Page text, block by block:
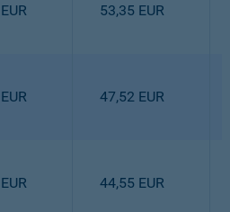
53,35 EUR
47,52 EUR
44,55 EUR